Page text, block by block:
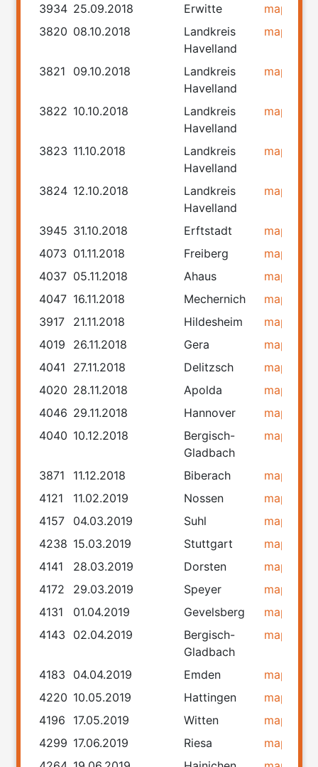
3934 25.09.2018 Erwitte map
3820 08.10.2018
Landkreis
Havelland
map
3821 09.10.2018
Landkreis
Havelland
map
3822 10.10.2018
Landkreis
Havelland
map
3823 11.10.2018
Landkreis
Havelland
map
3824 12.10.2018
Landkreis
Havelland
map
3945 31.10.2018 Erftstadt map
4073 01.11.2018 Freiberg map
4037 05.11.2018 Ahaus map
4047 16.11.2018 Mechernich map
3917
21.11.2018 Hildesheim map
4019
26.11.2018 Gera map
4041
27.11.2018 Delitzsch map
4020 28.11.2018 Apolda map
4046 29.11.2018 Hannover map
4040 10.12.2018
Bergisch-
Gladbach
map
3871 11.12.2018 Biberach map
4121
11.02.2019 Nossen map
4157
04.03.2019 Suhl map
4238 15.03.2019 Stuttgart map
4141
28.03.2019 Dorsten map
4172
29.03.2019 Speyer map
4131
01.04.2019 Gevelsberg map
4143
02.04.2019
Bergisch-
Gladbach
map
4183 04.04.2019 Emden map
4220 10.05.2019 Hattingen map
4196
17.05.2019 Witten map
4299 17.06.2019 Riesa map